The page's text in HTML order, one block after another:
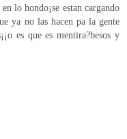
lo hondo¡se estan cargando
ya no las hacen pa la gente
es que es mentira?besos y